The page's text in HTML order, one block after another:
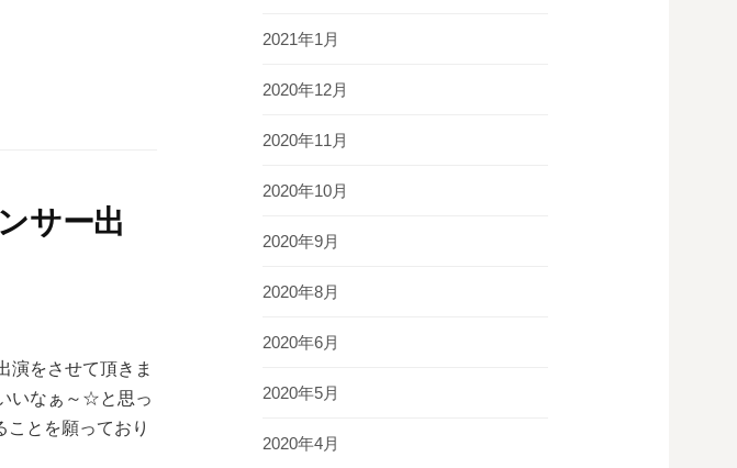
サー出
演をさせて頂きま
いなぁ～☆と思っ
とを願っており
2021年1月
2020年12月
2020年11月
2020年10月
2020年9月
2020年8月
2020年6月
2020年5月
2020年4月